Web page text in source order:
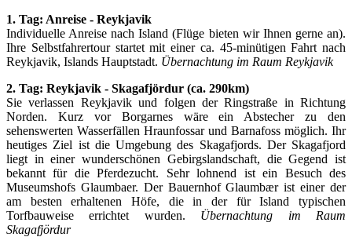
1. Tag: Anreise - Reykjavik
Individuelle Anreise nach Island (Flüge bieten wir Ihnen gerne an).
Ihre Selbstfahrertour startet mit einer ca. 45-minütigen Fahrt nach
Reykjavik, Islands Hauptstadt. Übernachtung im Raum Reykjavik
2. Tag: Reykjavik - Skagafjördur (ca. 290km)
Sie verlassen Reykjavik und folgen der Ringstraße in Richtung
Norden. Kurz vor Borgarnes wäre ein Abstecher zu den
sehenswerten Wasserfällen Hraunfossar und Barnafoss möglich. Ihr
heutiges Ziel ist die Umgebung des Skagafjords. Der Skagafjord
liegt in einer wunderschönen Gebirgslandschaft, die Gegend ist
bekannt für die Pferdezucht. Sehr lohnend ist ein Besuch des
Museumshofs Glaumbaer. Der Bauernhof Glaumbær ist einer der
am besten erhaltenen Höfe, die in der für Island typischen
Torfbauweise errichtet wurden. Übernachtung im Raum
Skagafjördur